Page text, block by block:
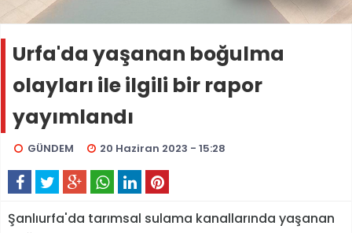
Urfa'da yaşanan boğulma
olayları ile ilgili bir rapor
yayımlandı
GÜNDEM 20 Haziran 2023 - 15:28
Şanlıurfa'da tarımsal sulama kanallarında yaşanan